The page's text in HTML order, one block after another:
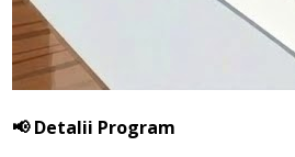
📢 Detalii Program